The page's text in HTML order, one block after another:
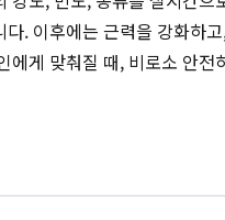
. 이후에는 근력을 강화하
게 맞춰질 때, 비로소 안